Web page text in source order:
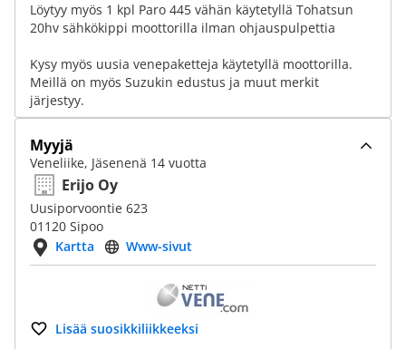
Löytyy myös 1 kpl Paro 445 vähän käytetyllä Tohatsun
20hv sähkökippi moottorilla ilman ohjauspulpettia
Kysy myös uusia venepaketteja käytetyllä moottorilla.
Meillä on myös Suzukin edustus ja muut merkit
järjestyy.
Myyjä
Veneliike, Jäsenenä 14 vuotta
Erijo Oy
Uusiporvoontie 623
01120 Sipoo
Kartta
Www-sivut
Lisää suosikkiliikkeeksi